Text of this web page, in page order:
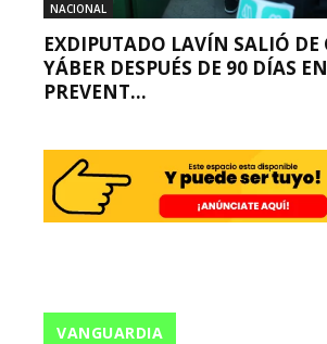
NACIONAL
EXDIPUTADO LAVÍN SALIÓ DE
YÁBER DESPUÉS DE 90 DÍAS
PREVENT...
VANGUARDIA